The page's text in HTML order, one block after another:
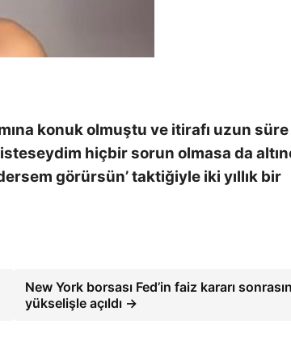
konuk olmuştu ve itirafı uzun süre
hiçbir sorun olmasa da
görürsün’ taktiğiyle iki yıllık bir
New York borsası Fed’in faiz kararı
yükselişle açıldı →